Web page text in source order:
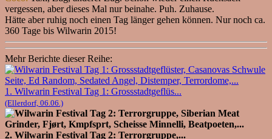
vergessen, aber dieses Mal nur beinahe. Puh. Zuhause.
Hätte aber ruhig noch einen Tag länger gehen können. Nur noch ca.
360 Tage bis Wilwarin 2015!
Mehr Berichte dieser Reihe:
1. Wilwarin Festival Tag 1: Grossstadtgeflüs...
(Ellerdorf, 06.06.)
2. Wilwarin Festival Tag 2: Terrorgruppe,...